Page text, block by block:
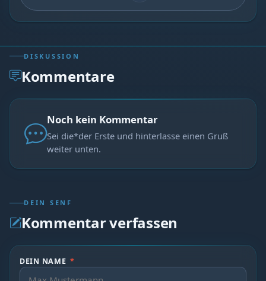
DISKUSSION
Kommentare
Noch kein Kommentar
Sei die*der Erste und hinterlasse einen Gruß
weiter unten.
DEIN SENF
Kommentar verfassen
DEIN NAME *